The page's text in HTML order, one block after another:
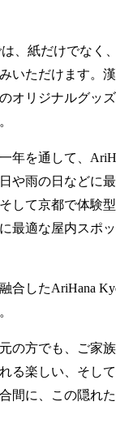
は、紙だけでなく
いただけます。
オリジナルグッ
年を通して、
や雨の日などに
して京都で体験
最適な屋内スポ
合したAriHana
の方でも、ご家
る楽しい、そし
間に、この隠れ